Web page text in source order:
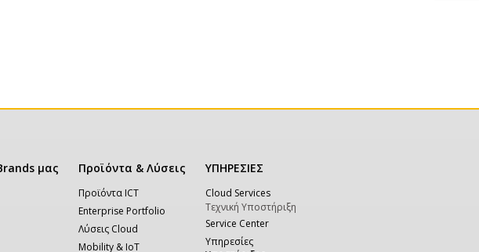
μας Προϊόντα & Λύσεις
Προϊόντα ICT
Enterprise Portfolio
Λύσεις Cloud
Mobility & IoT
ΥΠΗΡΕΣΙΕΣ
Cloud Services
Τεχνική Υποστήριξη
Service Center
Υπηρεσίες